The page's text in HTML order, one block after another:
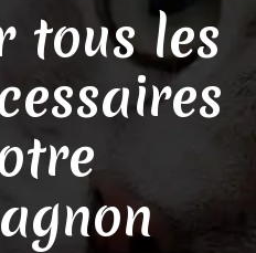
tous les